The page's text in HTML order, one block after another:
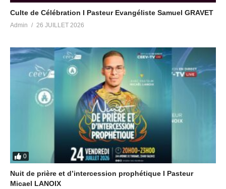
Culte de Célébration I Pasteur Evangéliste Samuel GRAVET
Admin 26 JUILLET 2026
0
Nuit de prière et d’intercession prophétique I Pasteur
Micael LANOIX